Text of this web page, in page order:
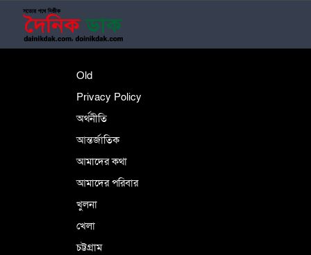
Old
Privacy Policy
অর্থনীতি
আন্তর্জাতিক
আমাদের কথা
আমাদের পরিবার
খুলনা
খেলা
চট্টগ্রাম